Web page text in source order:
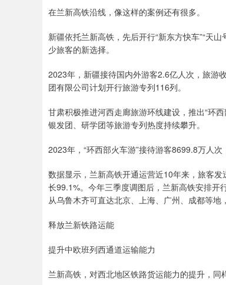
在兰新高铁沿线，像这样的案例还有很多。
新疆依托兰新高铁，先后开行“新东方快车”“天
少旅客的新选择。
2023年，新疆接待国内外游客2.6亿人次，旅游
团有限公司计划开行旅游专列116列。
甘肃积极推进河西走廊旅游环线建设，推出“环
银发团、研学团等旅游专列热度持续攀升。
2023年，“环西部火车游”接待游客8699.8万人次
数据显示，兰新高铁开通运营近10年来，旅客
长99.1%。今年三季度调图后，兰新高铁安排开
从乌鲁木齐可直达北京、上海、广州、成都等地
释放兰新铁路运能
提升中欧班列西通道运输能力
兰新高铁，对西北地区铁路货运能力的提升，同